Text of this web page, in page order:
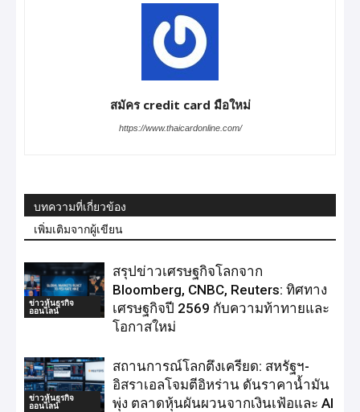
สมัคร credit card มือใหม่
https://www.thaicardonline.com/
บทความที่เกี่ยวข้อง
เพิ่มเติมจากผู้เขียน
ข่าวหุ้นธุรกิจ
ออนไลน์
สรุปข่าวเศรษฐกิจโลกจาก
Bloomberg, CNBC, Reuters: ทิศทาง
เศรษฐกิจปี 2569 กับความท้าทายและ
โอกาสใหม่
ข่าวหุ้นธุรกิจ
ออนไลน์
สถานการณ์โลกตึงเครียด: สหรัฐฯ-
อิสราเอลโจมตีอิหร่าน ดันราคาน้ำมัน
พุ่ง ตลาดหุ้นผันผวนจากเงินเฟ้อและ AI